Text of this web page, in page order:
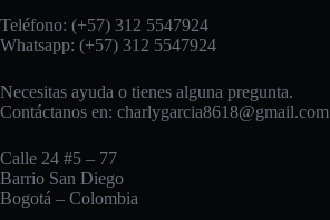
Teléfono: (+57) 312 5547924
Whatsapp: (+57) 312 5547924
Necesitas ayuda o tienes alguna pregunta.
Contáctanos en: charlygarcia8618@gmail.com
Calle 24 #5 – 77
Barrio San Diego
Bogotá – Colombia